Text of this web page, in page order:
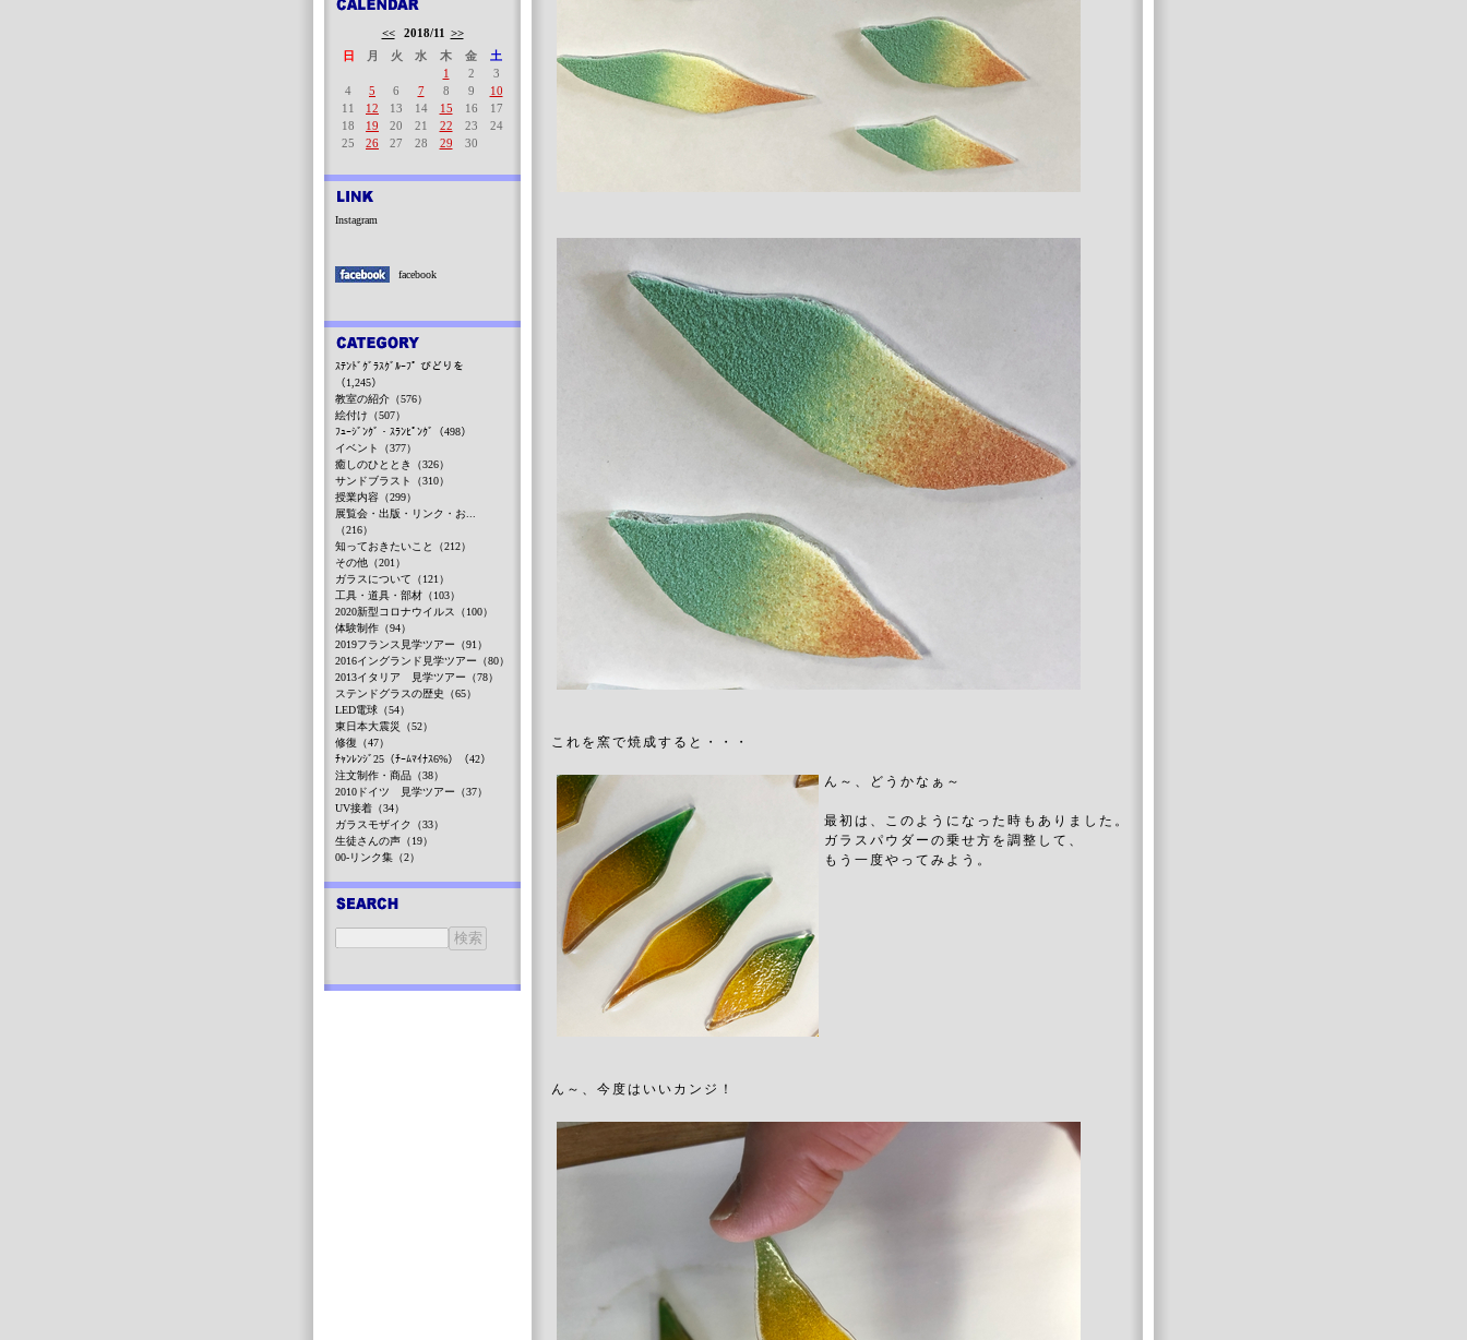
これを窯で焼成すると・・・
ん～、どうかなぁ～
最初は、このようになった時もありました。
ガラスパウダーの乗せ方を調整して、
もう一度やってみよう。
ん～、今度はいいカンジ！
<< 2018/11 >>
日
月 火 水 木 金
土
1
2
3
4
5 6 7 8 9
10
11
12 13 14 15 16
17
18
19 20 21 22 23
24
25
26 27 28 29 30
Instagram
facebook
ｽﾃﾝﾄﾞｸﾞﾗｽｸﾞﾙｰﾌﾟ びどりを
（1,245）
教室の紹介（576）
絵付け（507）
ﾌｭｰｼﾞﾝｸﾞ・ｽﾗﾝﾋﾟﾝｸﾞ（498）
イベント（377）
癒しのひととき（326）
サンドブラスト（310）
授業内容（299）
展覧会・出版・リンク・お...
（216）
知っておきたいこと（212）
その他（201）
ガラスについて（121）
工具・道具・部材（103）
2020新型コロナウイルス（100）
体験制作（94）
2019フランス見学ツアー（91）
2016イングランド見学ツアー（80）
2013イタリア 見学ツアー（78）
ステンドグラスの歴史（65）
LED電球（54）
東日本大震災（52）
修復（47）
ﾁｬﾝﾚﾝｼﾞ25（ﾁｰﾑﾏｲﾅｽ6%）（42）
注文制作・商品（38）
2010ドイツ 見学ツアー（37）
UV接着（34）
ガラスモザイク（33）
生徒さんの声（19）
00-リンク集（2）